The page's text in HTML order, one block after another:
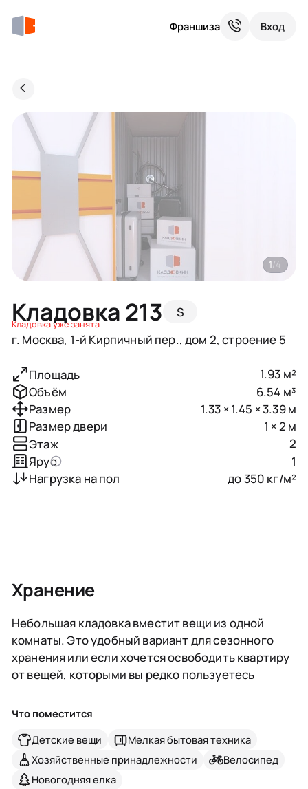
Франшиза Вход
Кладовка 213 S
Кладовка уже занята
г. Москва, 1-й Кирпичный пер., дом 2, строение 5
1/4
Площадь
1.93 м²
Объём
6.54 м³
Размер
1.33 × 1.45 × 3.39 м
Размер двери
1 × 2 м
Этаж
2
Ярус
1
Нагрузка на пол
до 350 кг/м²
Хранение
Небольшая кладовка вместит вещи из одной
комнаты. Это удобный вариант для сезонного
хранения или если хочется освободить квартиру
от вещей, которыми вы редко пользуетесь
Что поместится
Детские вещи
Мелкая бытовая техника
Хозяйственные принадлежности
Велосипед
Новогодняя елка